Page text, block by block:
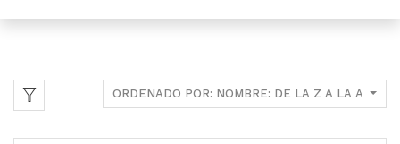
ORDENADO POR: NOMBRE: DE LA Z A LA A